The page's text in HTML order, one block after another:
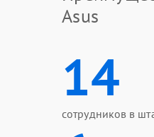
Asus
14
сотрудников в